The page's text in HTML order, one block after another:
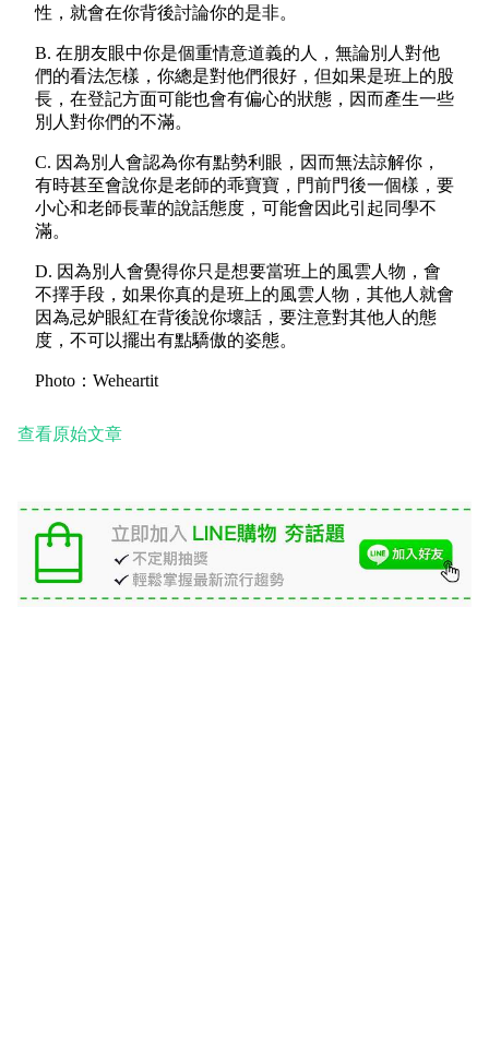
性，就會在你背後討論你的是非。
B. 在朋友眼中你是個重情意道義的人，無論別人對他
們的看法怎樣，你總是對他們很好，但如果是班上的股
長，在登記方面可能也會有偏心的狀態，因而產生一些
別人對你們的不滿。
C. 因為別人會認為你有點勢利眼，因而無法諒解你，
有時甚至會說你是老師的乖寶寶，門前門後一個樣，要
小心和老師長輩的說話態度，可能會因此引起同學不
滿。
D. 因為別人會覺得你只是想要當班上的風雲人物，會
不擇手段，如果你真的是班上的風雲人物，其他人就會
因為忌妒眼紅在背後說你壞話，要注意對其他人的態
度，不可以擺出有點驕傲的姿態。
Photo：Weheartit
查看原始文章